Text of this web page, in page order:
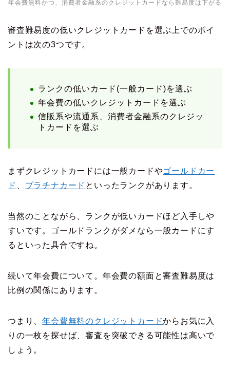
年会費無料かつ、消費者金融系のクレジットカードなら難易度は下がる
審査難易度の低いクレジットカードを選ぶ上でのポイ
ントは次の3つです。
ランクの低いカード(一般カード)を選ぶ
年会費の低いクレジットカードを選ぶ
信販系や流通系、消費者金融系のクレジッ
トカードを選ぶ
まずクレジットカードには一般カードやゴールドカー
ド
プラチナカード といったランクがあります。
当然のことながら、ランクが低いカードほど入手しや
すいです。ゴールドランクがダメなら一般カードにす
るといった具合ですね。
続いて年会費について。年会費の額面と審査難易度は
比例の関係にあります。
つまり、年会費無料のクレジットカードからお気に入
りの一枚を探せば、審査を突破できる可能性は高いで
しょう。